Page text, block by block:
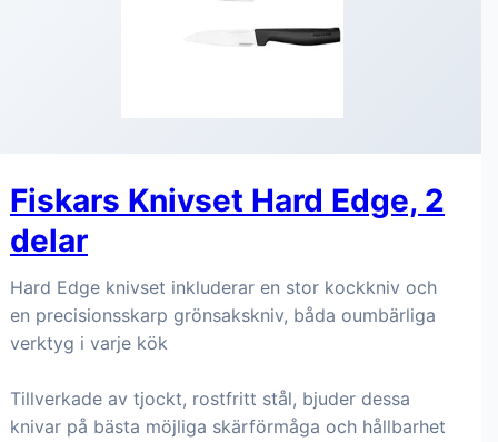
Fiskars Knivset Hard Edge, 2
delar
Hard Edge knivset inkluderar en stor kockkniv och
en precisionsskarp grönsakskniv, båda oumbärliga
verktyg i varje kök
Tillverkade av tjockt, rostfritt stål, bjuder dessa
knivar på bästa möjliga skärförmåga och hållbarhet